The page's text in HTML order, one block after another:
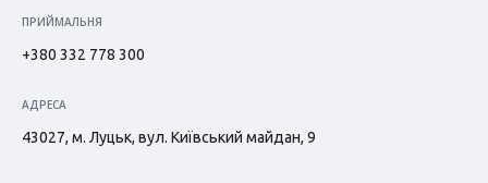
ПРИЙМАЛЬНЯ
+380 332 778 300
АДРЕСА
43027, м. Луцьк, вул. Київський майдан, 9